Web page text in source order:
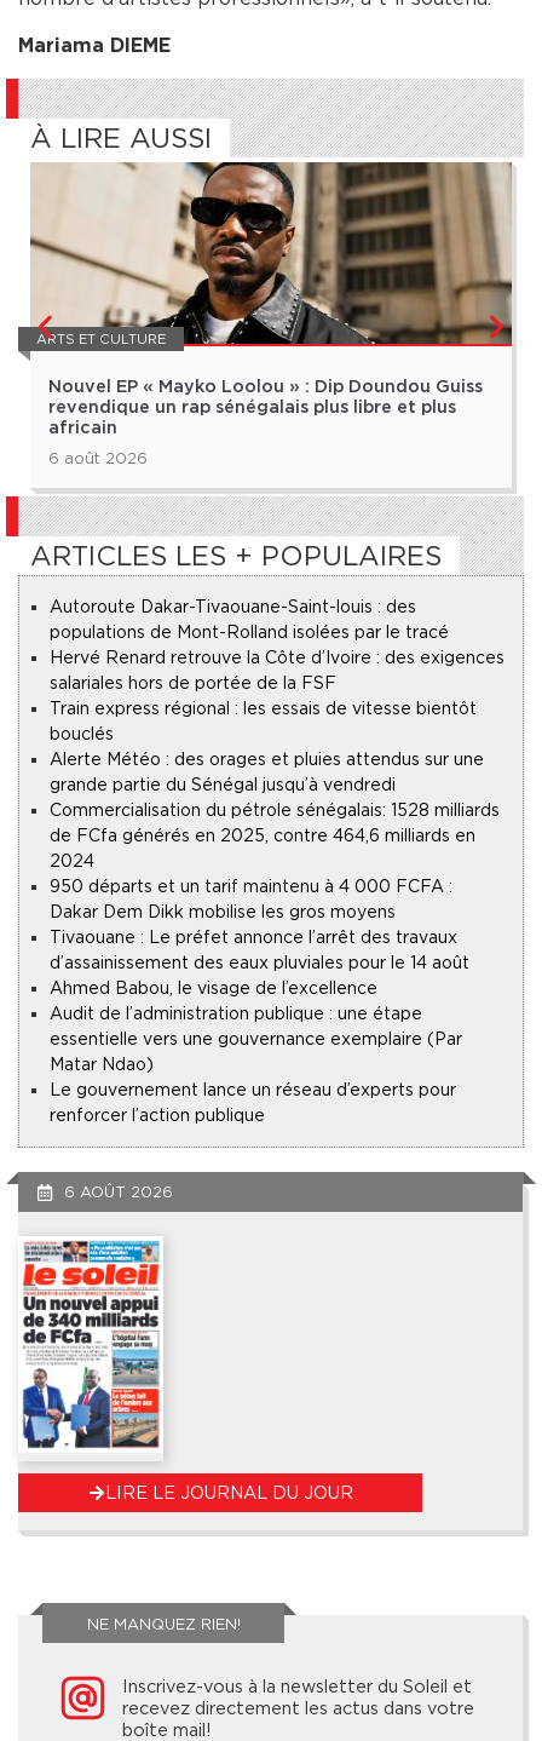
Mariama DIEME
À LIRE AUSSI
ARTS ET CULTURE
Nouvel EP « Mayko Loolou » : Dip Doundou Guiss
revendique un rap sénégalais plus libre et plus
africain
6 août 2026
ARTICLES LES + POPULAIRES
Autoroute Dakar-Tivaouane-Saint-louis : des
populations de Mont-Rolland isolées par le tracé
Hervé Renard retrouve la Côte d’Ivoire : des exigences
salariales hors de portée de la FSF
Train express régional : les essais de vitesse bientôt
bouclés
Alerte Météo : des orages et pluies attendus sur une
grande partie du Sénégal jusqu’à vendredi
Commercialisation du pétrole sénégalais : 1528 milliards
de FCfa générés en 2025, contre 464,6 milliards en
2024
950 départs et un tarif maintenu à 4 000 FCFA :
Dakar Dem Dikk mobilise les gros moyens
Tivaouane : Le préfet annonce l’arrêt des travaux
d’assainissement des eaux pluviales pour le 14 août
Ahmed Babou, le visage de l’excellence
Audit de l’administration publique : une étape
essentielle vers une gouvernance exemplaire (Par
Matar Ndao)
Le gouvernement lance un réseau d’experts pour
renforcer l’action publique
6 AOÛT 2026
LIRE LE JOURNAL DU JOUR
NE MANQUEZ RIEN!
Inscrivez-vous à la newsletter du Soleil et
recevez directement les actus dans votre
boîte mail!